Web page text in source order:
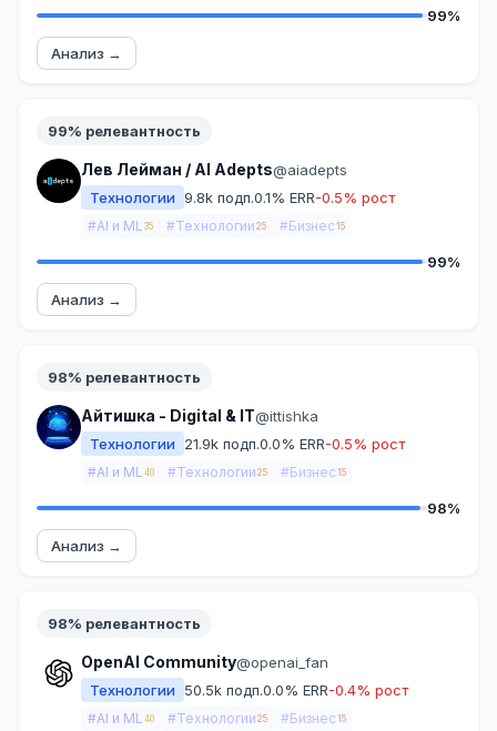
99%
Анализ →
99% релевантность
Лев Лейман / AI Adepts@aiadepts
Технологии 9.8k подп.0.1% ERR-0.5% рост
#AI и ML 35 #Технологии 25 #Бизнес 15
99%
Анализ →
98% релевантность
Айтишка - Digital & IT@ittishka
Технологии
21.9k подп.0.0% ERR-0.5% рост
#AI и ML 40 #Технологии 25 #Бизнес 15
98%
Анализ →
98% релевантность
OpenAI Community@openai_fan
Технологии
50.5k подп.0.0% ERR-0.4% рост
#AI и ML 40 #Технологии 25 #Бизнес 15